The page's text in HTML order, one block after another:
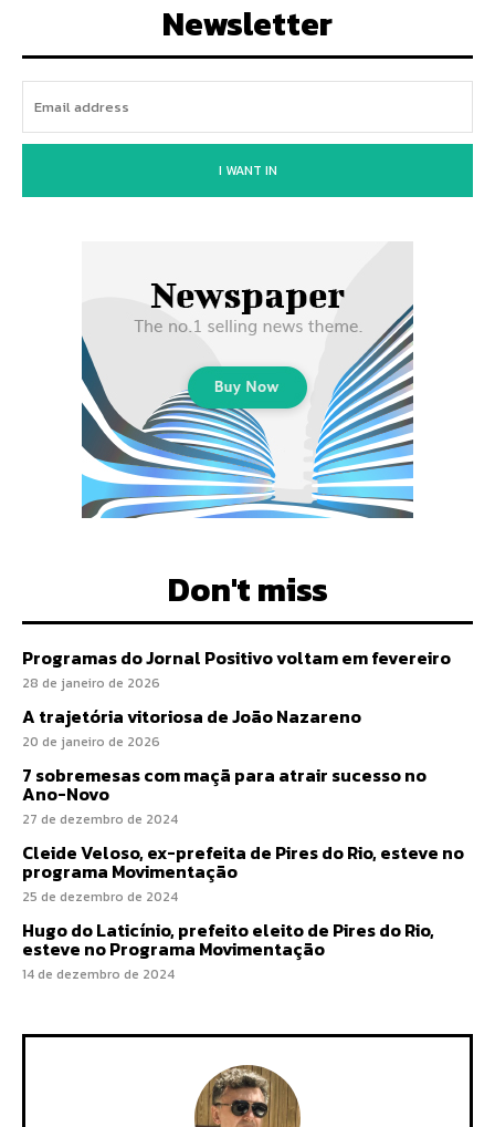
Newsletter
I WANT IN
Don't miss
Programas do Jornal Positivo voltam em fevereiro
28 de janeiro de 2026
A trajetória vitoriosa de João Nazareno
20 de janeiro de 2026
7 sobremesas com maçã para atrair sucesso no
Ano-Novo
27 de dezembro de 2024
Cleide Veloso, ex-prefeita de Pires do Rio, esteve no
programa Movimentação
25 de dezembro de 2024
Hugo do Laticínio, prefeito eleito de Pires do Rio,
esteve no Programa Movimentação
14 de dezembro de 2024